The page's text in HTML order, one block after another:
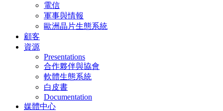
電信
軍事與情報
歐洲晶片生態系統
顧客
資源
Presentations
合作夥伴與協會
軟體生態系統
白皮書
Documentation
媒體中心